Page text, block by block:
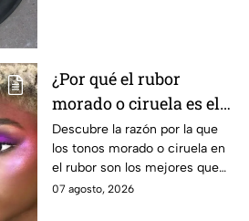
¿Por qué el rubor
morado o ciruela es el
mejor secreto para
iluminar las pieles
morenas?
Descubre la razón por la que
los tonos morado o ciruela en
el rubor son los mejores que
puedes elegir si tienes la piel
07 agosto, 2026